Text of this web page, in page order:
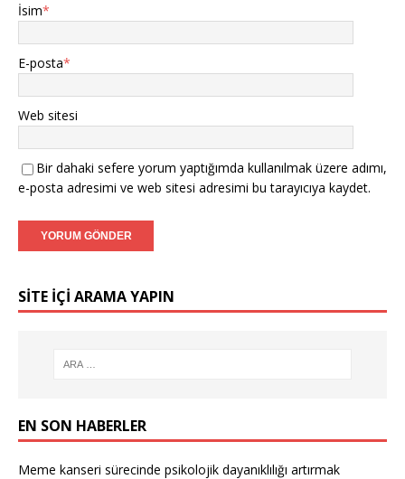
İsim*
E-posta*
Web sitesi
Bir dahaki sefere yorum yaptığımda kullanılmak üzere adımı,
e-posta adresimi ve web sitesi adresimi bu tarayıcıya kaydet.
SITE IÇI ARAMA YAPIN
EN SON HABERLER
Meme kanseri sürecinde psikolojik dayanıklılığı artırmak